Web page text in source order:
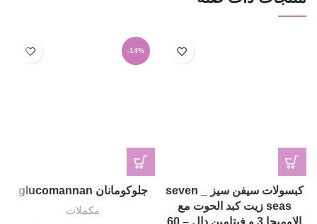
كبسولات سيفن سيز _ seven
seas زيت كبد الحوت مع
الاوميجا 3 و فيتامين دال – 60
-14%
جلوكومانان glucomannan
مكملات